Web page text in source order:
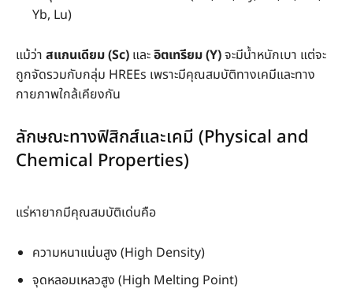
Yb, Lu)
แม้ว่า สแกนเดียม (Sc) และอิตเทรียม (Y)จะมีน้ำหนักเบา แต่จะ
ถูกจัดรวมกับกลุ่ม HREEs เพราะมีคุณสมบัติทางเคมีและทาง
กายภาพใกล้เคียงกัน
ลักษณะทางฟิสิกส์และเคมี (Physical and
Chemical Properties)
แร่หายากมีคุณสมบัติเด่นคือ
ความหนาแน่นสูง (High Density)
จุดหลอมเหลวสูง (High Melting Point)